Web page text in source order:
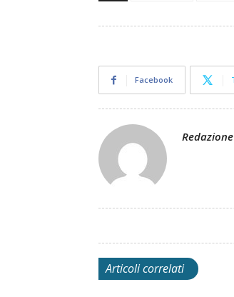
Facebook
Articoli correlati